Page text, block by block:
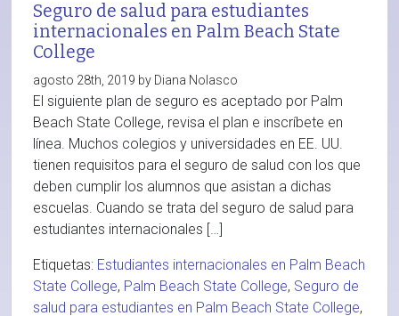
Seguro de salud para estudiantes
internacionales en Palm Beach State
College
agosto 28th, 2019 by Diana Nolasco
El siguiente plan de seguro es aceptado por Palm
Beach State College, revisa el plan e inscríbete en
línea. Muchos colegios y universidades en EE. UU.
tienen requisitos para el seguro de salud con los que
deben cumplir los alumnos que asistan a dichas
escuelas. Cuando se trata del seguro de salud para
estudiantes internacionales […]
Etiquetas: Estudiantes internacionales en Palm Beach
State College, Palm Beach State College, Seguro de
salud para estudiantes en Palm Beach State College,